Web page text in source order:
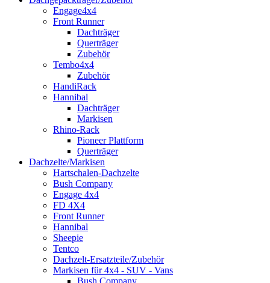
Engage4x4
Front Runner
Dachträger
Querträger
Zubehör
Tembo4x4
Zubehör
HandiRack
Hannibal
Dachträger
Markisen
Rhino-Rack
Pioneer Plattform
Querträger
Dachzelte/Markisen
Hartschalen-Dachzelte
Bush Company
Engage 4x4
FD 4X4
Front Runner
Hannibal
Sheepie
Tentco
Dachzelt-Ersatzteile/Zubehör
Markisen für 4x4 - SUV - Vans
Bush Company